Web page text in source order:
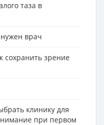
таза в
врач
сохранить зрение
клинику для
при первом